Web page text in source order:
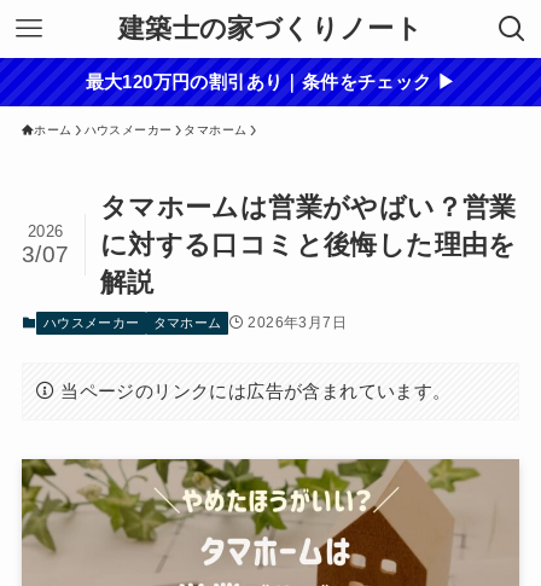
建築士の家づくりノート
最大120万円の割引あり｜条件をチェック ▶
ホーム ハウスメーカー タマホーム
タマホームは営業がやばい？営業
に対する口コミと後悔した理由を
解説
2026
3/07
ハウスメーカー タマホーム 2026年3月7日
当ページのリンクには広告が含まれています。